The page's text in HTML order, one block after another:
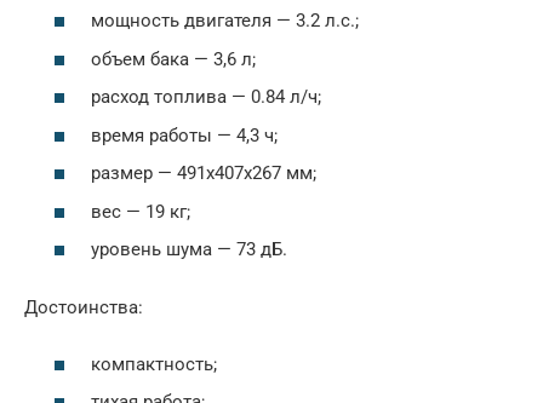
мощность двигателя — 3.2 л.с.;
объем бака — 3,6 л;
расход топлива — 0.84 л/ч;
время работы — 4,3 ч;
размер — 491x407x267 мм;
вес — 19 кг;
уровень шума — 73 дБ.
Достоинства:
компактность;